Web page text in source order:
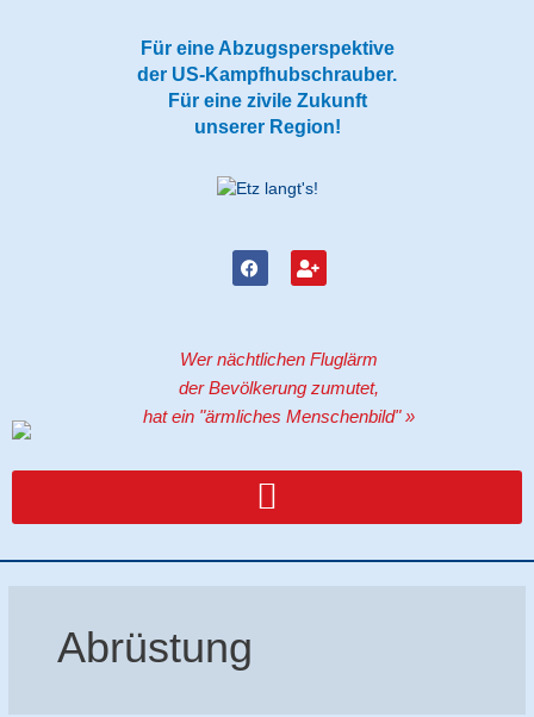
Für eine Abzugsperspektive
der US-Kampfhubschrauber.
Für eine zivile Zukunft
unserer Region!
F
a
o
k
U
s
u
s
Wer nächtlichen Fluglärm
der Bevölkerung zumutet,
hat ein "ärmliches Menschenbild" »
Abrüstung